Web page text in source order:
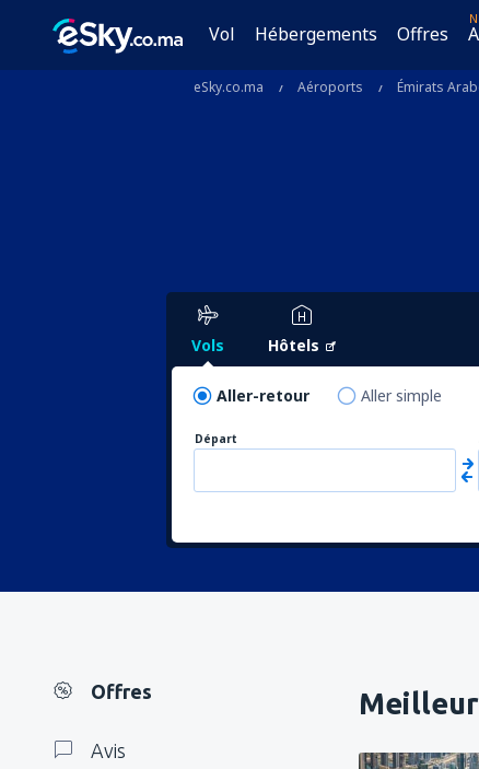
Vol Hébergements Offres
eSky.co.ma Aéroports Émirats
Vols Hôtels
Aller-retour Aller simple
Départ
Offres
Avis